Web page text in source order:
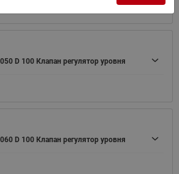
D 100 Клапан регулятор уровня
D 100 Клапан регулятор уровня